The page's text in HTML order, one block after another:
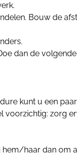
Bouw de
dan de
kunt u een
voorzichtig: zorg
haar dan om